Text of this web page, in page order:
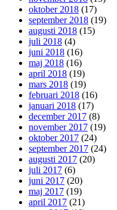
oktober 2018 (17)
september 2018 (19)
augusti 2018 (15)
juli 2018 (4)
juni 2018 (16)
maj 2018 (16)
april 2018 (19)
mars 2018 (19)
februari 2018 (16)
januari 2018 (17)
december 2017 (8)
november 2017 (19)
oktober 2017 (24)
september 2017 (24)
augusti 2017 (20)
juli 2017 (6)
juni 2017 (20)
maj 2017 (19)
april 2017 (21)